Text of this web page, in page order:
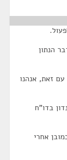
הנתון
זאת, אנהנו
בדו"ח
אחרי